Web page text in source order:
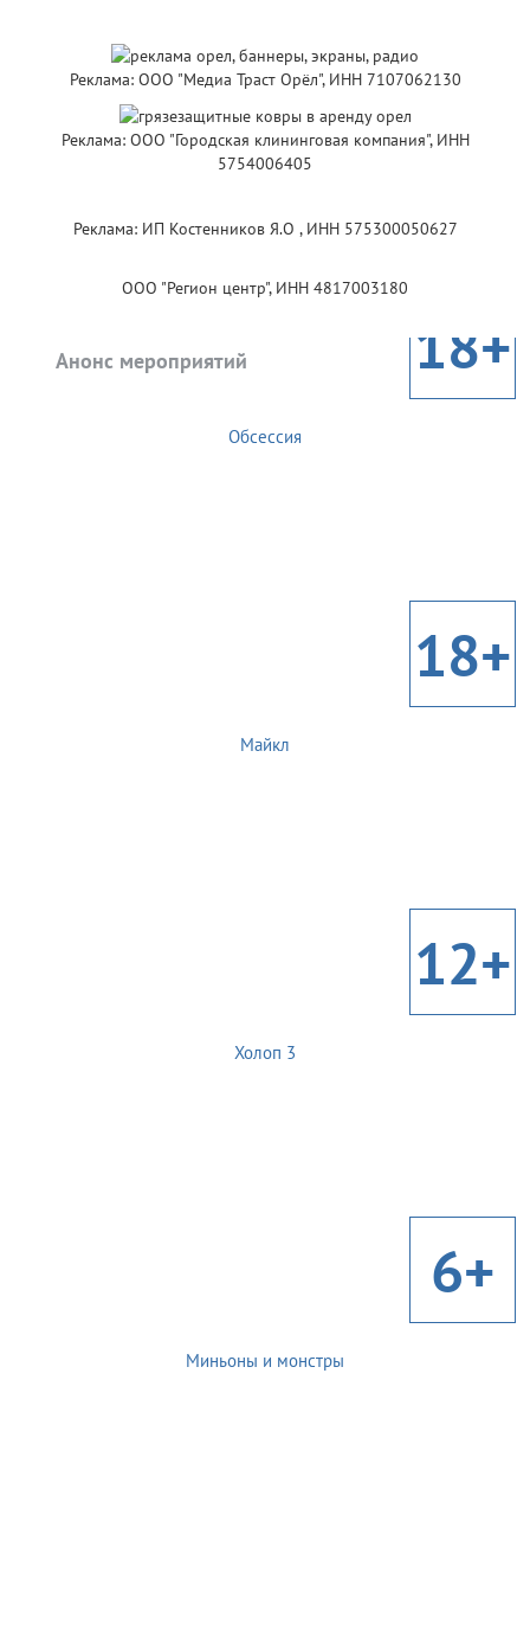
Реклама: ООО "Медиа Траст Орёл", ИНН 7107062130
Реклама: ООО "Городская клининговая компания", ИНН
5754006405
Реклама: ИП Костенников Я.О , ИНН 575300050627
ООО "Регион центр", ИНН 4817003180
Анонс мероприятий 18+
Обсессия
18+
Майкл
12+
Холоп 3
6+
Миньоны и монстры